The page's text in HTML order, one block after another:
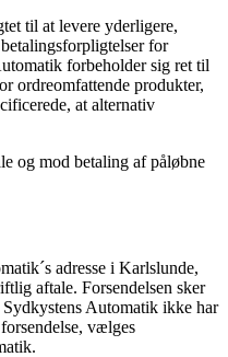
til at levere yderligere,
for
forbeholder sig ret til
ordreomfattende produkter,
at alternativ
og mod betaling af påløbne
adresse i Karlslunde,
aftale. Forsendelsen sker
Automatik ikke har
vælges